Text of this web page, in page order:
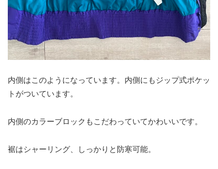
内側はこのようになっています。内側にもジップ式ポケッ
トがついています。
内側のカラーブロックもこだわっていてかわいいです。
裾はシャーリング、しっかりと防寒可能。